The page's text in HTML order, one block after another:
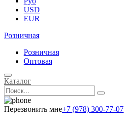
USD
EUR
Розничная
Розничная
Оптовая
Каталог
Перезвонить мне+7 (978) 300-77-07